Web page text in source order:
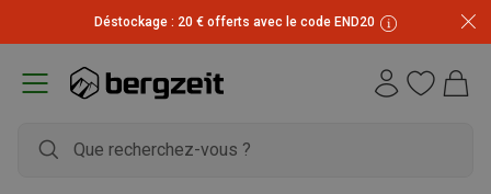
Déstockage : 20 € offerts avec le code END20